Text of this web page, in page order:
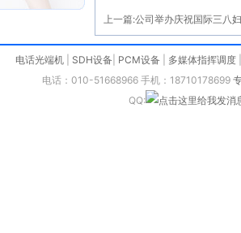
上一篇:公司举办庆祝国际三八
电话光端机 SDH设备 PCM设备 多媒体指挥调度
电话：010-51668966 手机：18710178699
QQ: